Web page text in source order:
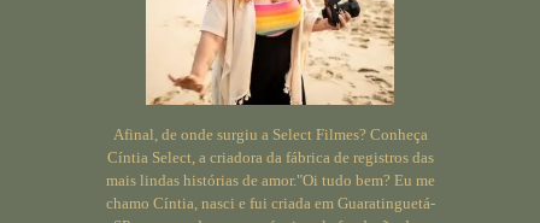
Afinal, de onde surgiu a Select Filmes? Conheça
Cíntia Select, a criadora da fábrica de registros das
mais lindas histórias de amor."Oi tudo bem? Eu me
chamo Cíntia, nasci e fui criada em Guaratinguetá-